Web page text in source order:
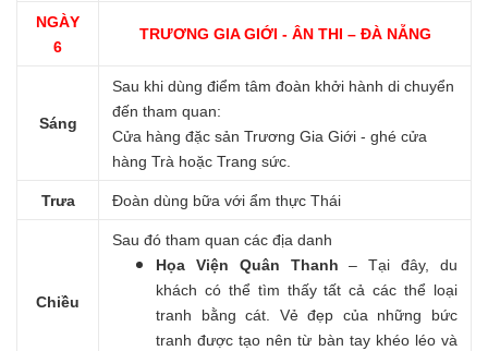
NGÀY
6
TRƯƠNG GIA GIỚI - ÂN THI – ĐÀ NẴNG
Sáng
Sau khi dùng điểm tâm đoàn khởi hành di chuyển
đến tham quan:
Cửa hàng đặc sản Trương Gia Giới - ghé cửa
hàng Trà hoặc Trang sức.
Trưa Đoàn dùng bữa với ẩm thực Thái
Chiều
Sau đó tham quan các địa danh
Họa Viện Quân Thanh – Tại đây, du
khách có thể tìm thấy tất cả các thể loại
tranh bằng cát. Vẻ đẹp của những bức
tranh được tạo nên từ bàn tay khéo léo và